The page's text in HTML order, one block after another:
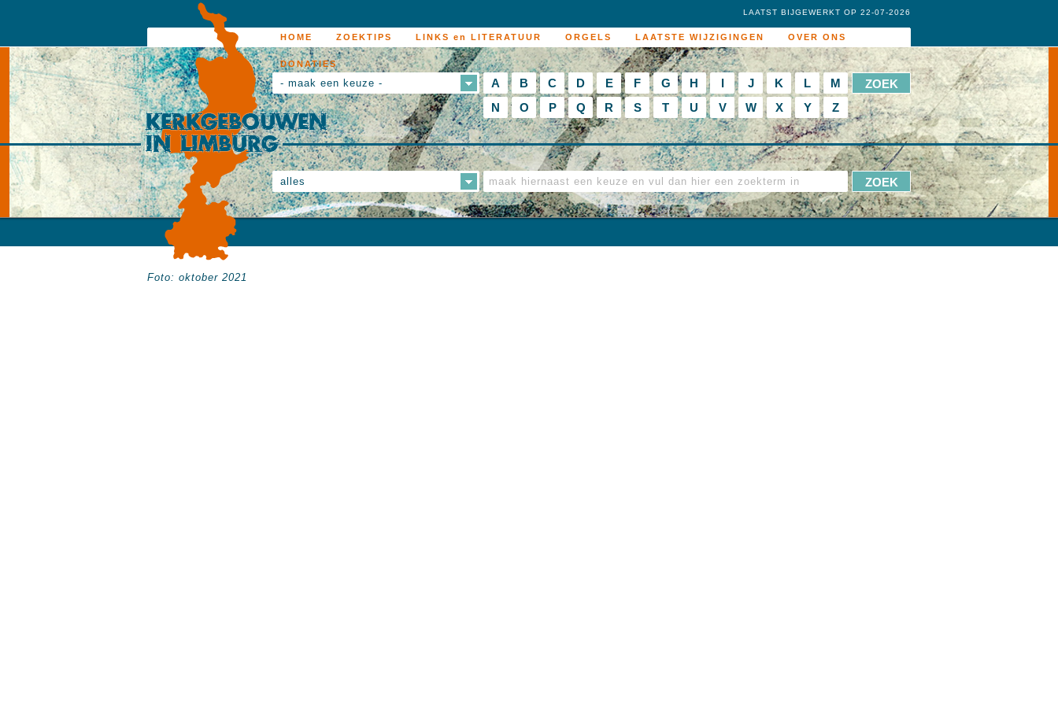
HOME ZOEKTIPS LINKS en LITERATUUR ORGELS LAATSTE WIJZIGINGEN OVER ONS
DONATIES
LAATST BIJGEWERKT OP 22-07-2026
- maak een keuze - A B C D E F G H I J K L
M
N
O P Q R S T U V W X Y Z
alles
Foto: oktober 2021